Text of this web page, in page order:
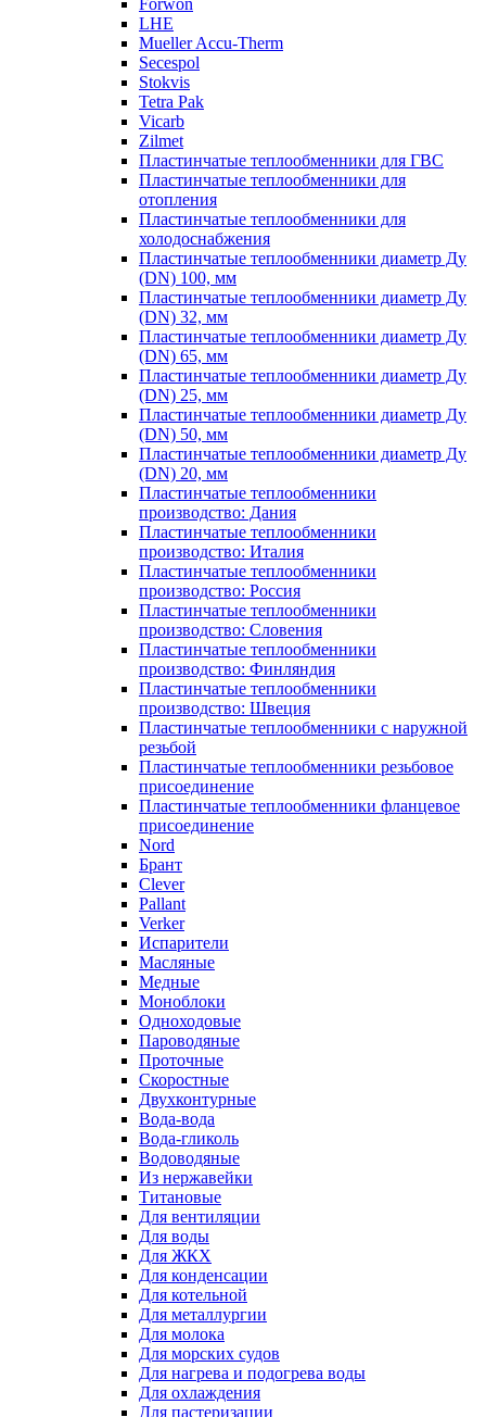
Forwon
LHE
Mueller Accu-Therm
Secespol
Stokvis
Tetra Pak
Vicarb
Zilmet
Пластинчатые теплообменники для ГВС
Пластинчатые теплообменники для
отопления
Пластинчатые теплообменники для
холодоснабжения
Пластинчатые теплообменники диаметр Ду
(DN) 100, мм
Пластинчатые теплообменники диаметр Ду
(DN) 32, мм
Пластинчатые теплообменники диаметр Ду
(DN) 65, мм
Пластинчатые теплообменники диаметр Ду
(DN) 25, мм
Пластинчатые теплообменники диаметр Ду
(DN) 50, мм
Пластинчатые теплообменники диаметр Ду
(DN) 20, мм
Пластинчатые теплообменники
производство: Дания
Пластинчатые теплообменники
производство: Италия
Пластинчатые теплообменники
производство: Россия
Пластинчатые теплообменники
производство: Словения
Пластинчатые теплообменники
производство: Финляндия
Пластинчатые теплообменники
производство: Швеция
Пластинчатые теплообменники с наружной
резьбой
Пластинчатые теплообменники резьбовое
присоединение
Пластинчатые теплообменники фланцевое
присоединение
Nord
Брант
Clever
Pallant
Verker
Испарители
Масляные
Медные
Моноблоки
Одноходовые
Пароводяные
Проточные
Скоростные
Двухконтурные
Вода-вода
Вода-гликоль
Водоводяные
Из нержавейки
Титановые
Для вентиляции
Для воды
Для ЖКХ
Для конденсации
Для котельной
Для металлургии
Для молока
Для морских судов
Для нагрева и подогрева воды
Для охлаждения
Для пастеризации